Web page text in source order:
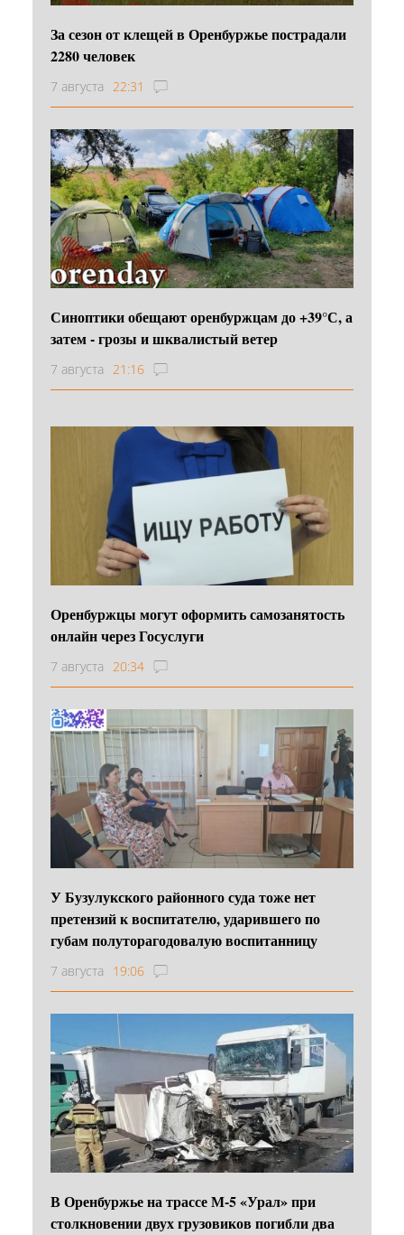
За сезон от клещей в Оренбуржье пострадали
2280 человек
7 августа 22:31
Синоптики обещают оренбуржцам до +39°С, а
затем - грозы и шквалистый ветер
7 августа 21:16
Оренбуржцы могут оформить самозанятость
онлайн через Госуслуги
7 августа 20:34
У Бузулукского районного суда тоже нет
претензий к воспитателю, ударившего по
губам полуторагодовалую воспитанницу
7 августа 19:06
В Оренбуржье на трассе М-5 «Урал» при
столкновении двух грузовиков погибли два